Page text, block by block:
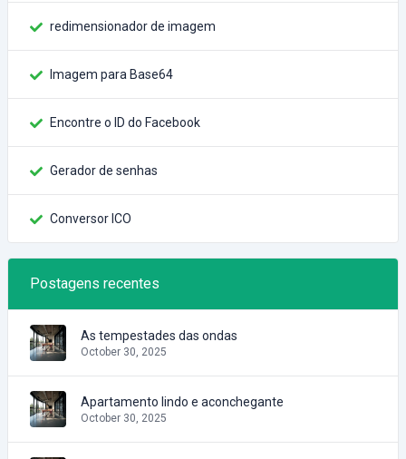
redimensionador de imagem
Imagem para Base64
Encontre o ID do Facebook
Gerador de senhas
Conversor ICO
Postagens recentes
As tempestades das ondas
October 30, 2025
Apartamento lindo e aconchegante
October 30, 2025